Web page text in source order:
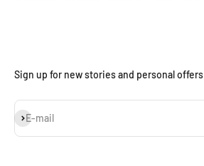
Sign up for new stories and personal offers
E-mail
Assinar